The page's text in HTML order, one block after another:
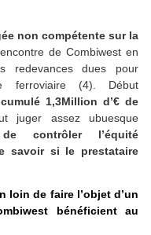
non compétente sur la
de Combiwest en
redevances dues pour
ferroviaire (4). Début
1,3Million d’€ de
juger assez ubuesque
contrôler l’équité
savoir si le prestataire
loin de faire l’objet d’un
bénéficient au